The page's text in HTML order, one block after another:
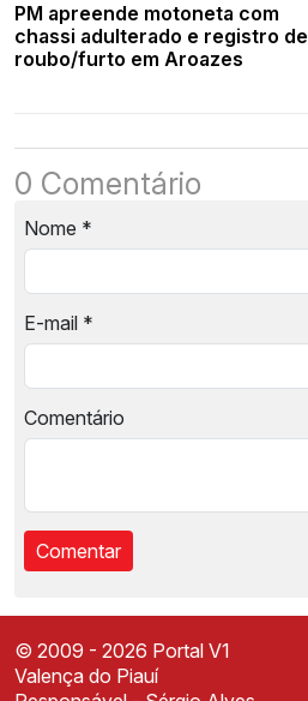
PM apreende motoneta com
chassi adulterado e registro de
roubo/furto em Aroazes
0 Comentário
Nome *
E-mail *
Comentário
© 2009 - 2026 Portal V1
Valença do Piauí